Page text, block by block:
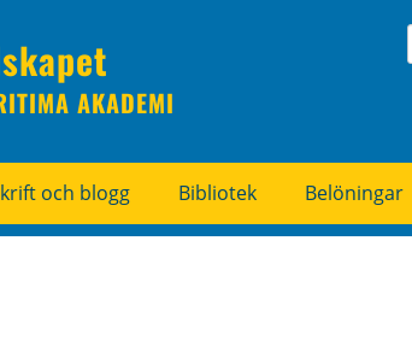
AKADEMI
och blogg Bibliotek Belöningar